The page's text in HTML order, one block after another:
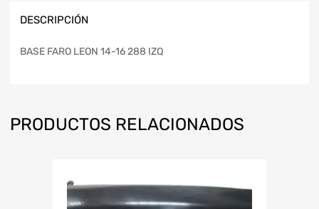
DESCRIPCIÓN
BASE FARO LEON 14-16 288 IZQ
PRODUCTOS RELACIONADOS